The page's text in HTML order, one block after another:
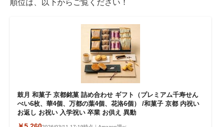
順位は、以下からご覧ください！
鼓月 和菓子 京都銘菓 詰め合わせ ギフト（プレミアム千寿せん
べい6枚、華4個、万都の葉4個、花洛6個） /和菓子 京都 内祝い
お返し お祝い 入学祝い 卒業 お供え 異動